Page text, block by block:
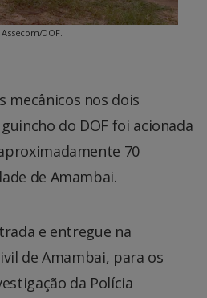
DOF.
mecânicos nos dois
do DOF foi acionada
70
de Amambai.
e entregue na
de Amambai, para os
da Polícia